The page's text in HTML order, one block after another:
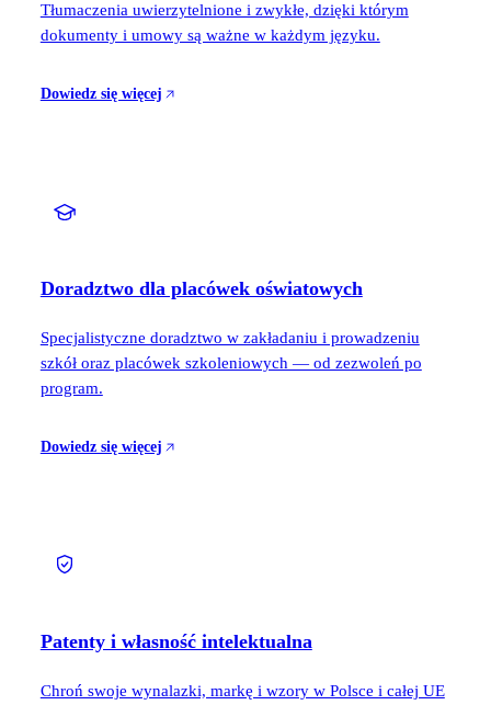
Tłumaczenia uwierzytelnione i zwykłe, dzięki którym
dokumenty i umowy są ważne w każdym języku.
Dowiedz się więcej
Doradztwo dla placówek oświatowych
Specjalistyczne doradztwo w zakładaniu i prowadzeniu
szkół oraz placówek szkoleniowych — od zezwoleń po
program.
Dowiedz się więcej
Patenty i własność intelektualna
Chroń swoje wynalazki, markę i wzory w Polsce i całej UE